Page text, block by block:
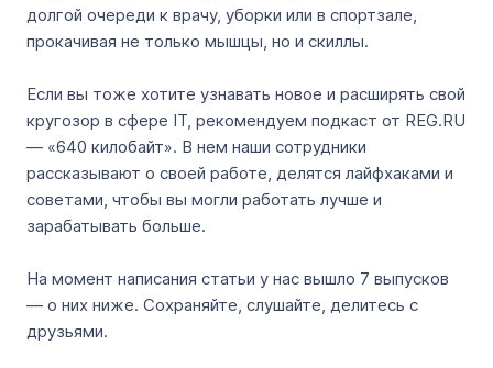
долгой очереди к врачу, уборки или в спортзале,
прокачивая не только мышцы, но и скиллы.
Если вы тоже хотите узнавать новое и расширять свой
кругозор в сфере IT, рекомендуем подкаст от REG.RU
— «640 килобайт». В нем наши сотрудники
рассказывают о своей работе, делятся лайфхаками и
советами, чтобы вы могли работать лучше и
зарабатывать больше.
На момент написания статьи у нас вышло 7 выпусков
— о них ниже. Сохраняйте, слушайте, делитесь с
друзьями.